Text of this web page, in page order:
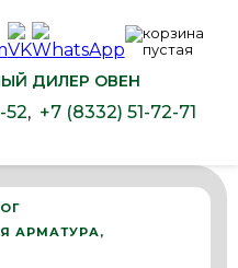
ДИЛЕР ОВЕН
52, +7 (8332) 51-72-71
АРМАТУРА,